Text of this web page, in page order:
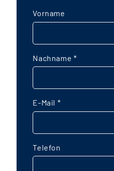
Vorname
Nachname*
E-Mail *
Telefon